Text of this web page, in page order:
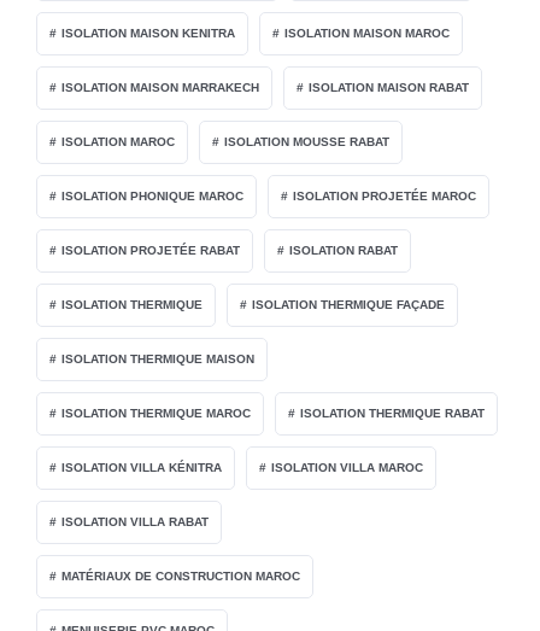
ISOLATION MAISON KENITRA ISOLATION MAISON MAROC
ISOLATION MAISON MARRAKECH ISOLATION MAISON RABAT
ISOLATION MAROC ISOLATION MOUSSE RABAT
ISOLATION PHONIQUE MAROC ISOLATION PROJETÉE MAROC
ISOLATION PROJETÉE RABAT ISOLATION RABAT
ISOLATION THERMIQUE ISOLATION THERMIQUE FAÇADE
ISOLATION THERMIQUE MAISON
ISOLATION THERMIQUE MAROC ISOLATION THERMIQUE RABAT
ISOLATION VILLA KÉNITRA ISOLATION VILLA MAROC
ISOLATION VILLA RABAT
MATÉRIAUX DE CONSTRUCTION MAROC